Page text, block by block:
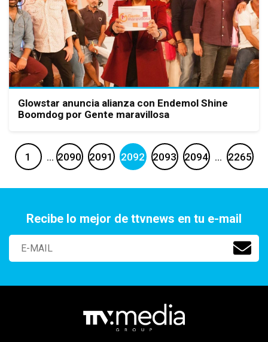
Glowstar anuncia alianza con Endemol Shine
Boomdog por Gente maravillosa
1 … 2090 2091 2092 2093 2094 … 2265
Recibe lo mejor de ttvnews en tu e-mail